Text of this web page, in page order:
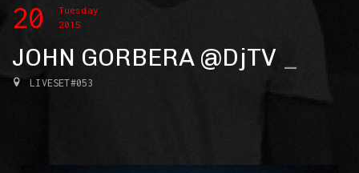
20
Tuesday
2015
JOHN GORBERA @DjTV
LIVESET#053